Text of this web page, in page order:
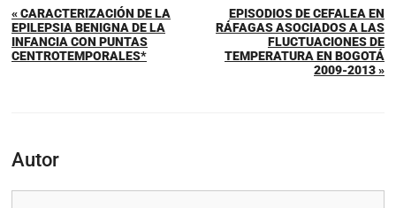
« CARACTERIZACIÓN DE LA
EPILEPSIA BENIGNA DE LA
INFANCIA CON PUNTAS
CENTROTEMPORALES*
EPISODIOS DE CEFALEA EN
RÁFAGAS ASOCIADOS A LAS
FLUCTUACIONES DE
TEMPERATURA EN BOGOTÁ
2009-2013 »
Autor